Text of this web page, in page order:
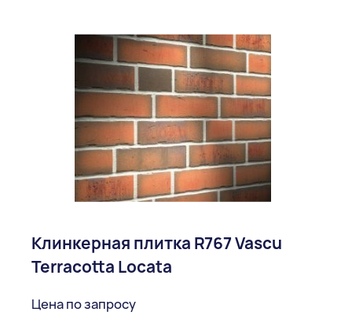
Клинкерная плитка R767 Vascu
Terracotta Locata
Цена по запросу